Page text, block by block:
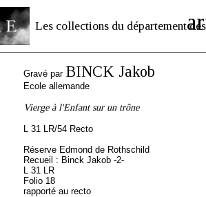
Les collections du département des
Gravé par BINCK Jakob
Ecole allemande
Vierge à l'Enfant sur un trône
L 31 LR/54 Recto
Réserve Edmond de Rothschild
Recueil : Binck Jakob -2-
L 31 LR
Folio 18
rapporté au recto